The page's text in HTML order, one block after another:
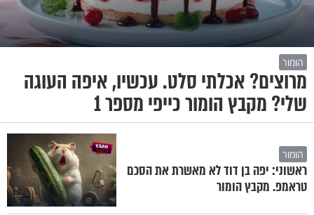
הומור
מרוצים? אכלתי סלט. עכשיו, איפה העוגה
שלי? מקבץ הומור כייפי מספר 1
הומור
ראשוני: יפה בן דוד לא מאשרת את הסכם
טראמפ. מקבץ הומור